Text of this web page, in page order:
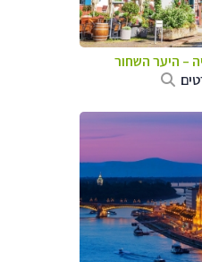
– היער השחור